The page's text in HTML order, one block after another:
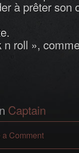
à prêter son
roll »,
Captain
a Comment